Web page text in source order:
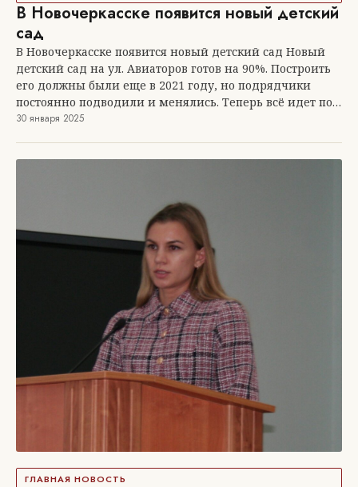
В Новочеркасске появится новый детский
сад
В Новочеркасске появится новый детский сад Новый
детский сад на ул. Авиаторов готов на 90%. Построить
его должны были еще в 2021 году, но подрядчики
постоянно подводили и менялись. Теперь всё идет по…
30 января 2025
ГЛАВНАЯ НОВОСТЬ